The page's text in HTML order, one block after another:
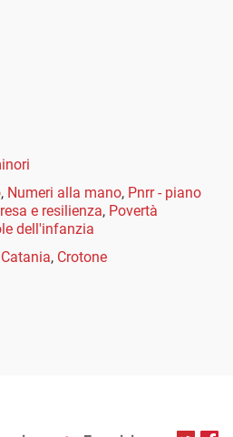
, Numeri alla mano, Pnrr - piano
e resilienza, Povertà
dell'infanzia
Catania, Crotone